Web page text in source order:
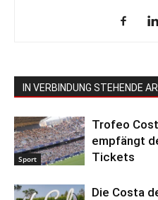
IN VERBINDUNG STEHENDE
Sport
Trofeo
empfängt
Tickets
Die Costa